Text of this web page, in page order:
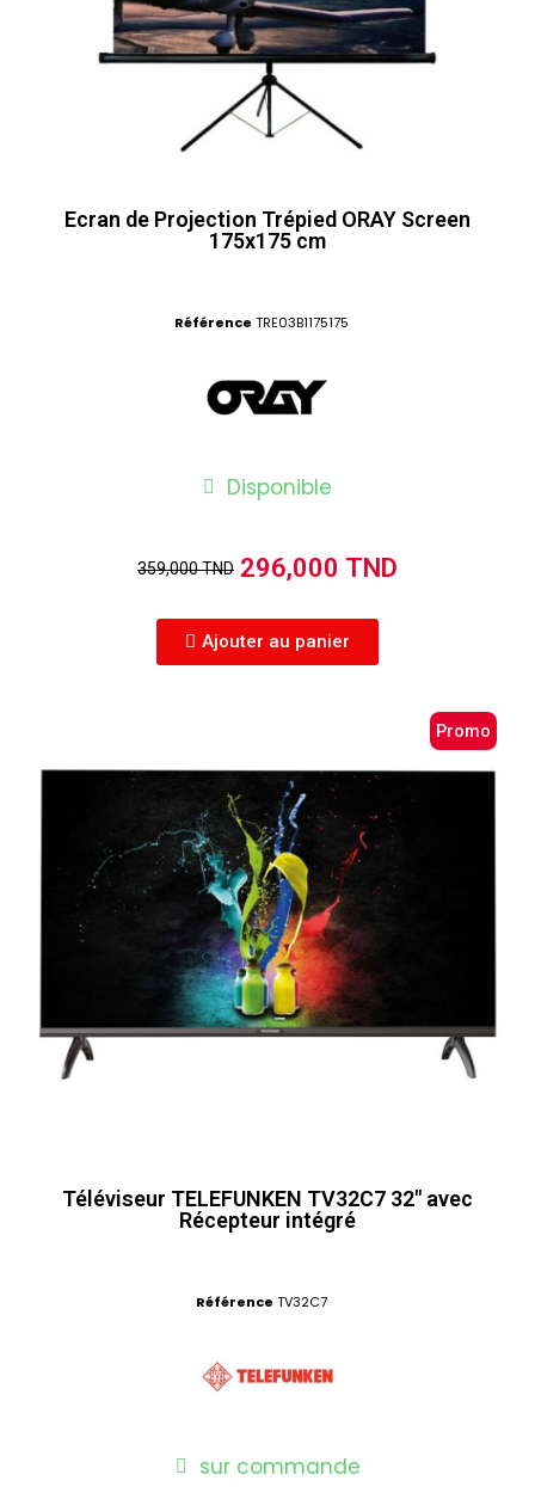
Ecran de Projection Trépied ORAY Screen
175x175 cm
Référence TRE03B1175175
Disponible
359,000 TND 296,000 TND
Ajouter au panier
Promo
Téléviseur TELEFUNKEN TV32C7 32" avec
Récepteur intégré
Référence TV32C7
sur commande